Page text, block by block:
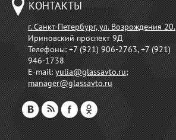
КОНТАКТЫ
г. Санкт-Петербург, ул. Возрождения 20.
Ириновский проспект 9Д
Телефоны:+7 (921) 906-2763, +7 (921)
946-1738
E-mail:yulia@glassavto.ru;
manager@glassavto.ru